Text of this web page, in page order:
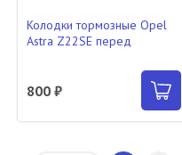
Колодки тормозные Opel
Astra Z22SE перед
800 ₽